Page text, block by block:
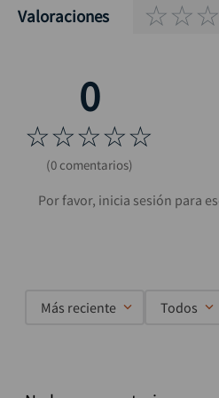
Valoraciones ☆☆☆
☆☆☆☆☆
(0 comentarios)
Más reciente Todos